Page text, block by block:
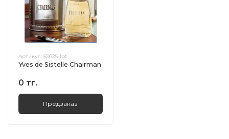
Артикул: 83625-lpt
Yves de Sistelle Chairman
0 тг.
Предзаказ